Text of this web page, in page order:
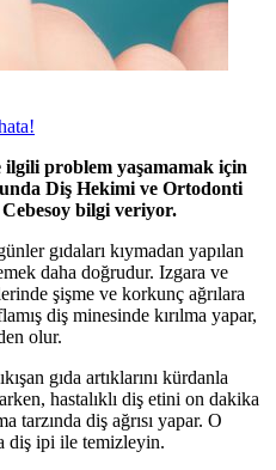
problem yaşamamak için
Diş Hekimi ve Ortodonti
bilgi veriyor.
gıdaları kıymadan yapılan
daha doğrudur. Izgara ve
şişme ve korkunç ağrılara
diş minesinde kırılma yapar,
olur.
gıda artıklarını kürdanla
hastalıklı diş etini on dakika
tarzında diş ağrısı yapar. O
diş ipi ile temizleyin.